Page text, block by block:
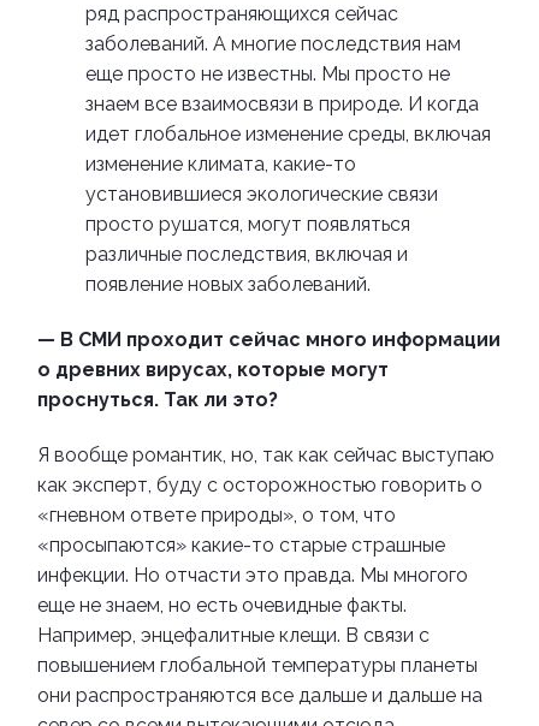
ряд распространяющихся сейчас
заболеваний. А многие последствия нам
еще просто не известны. Мы просто не
знаем все взаимосвязи в природе. И когда
идет глобальное изменение среды, включая
изменение климата, какие-то
установившиеся экологические связи
просто рушатся, могут появляться
различные последствия, включая и
появление новых заболеваний.
— В СМИ проходит сейчас много информации
о древних вирусах, которые могут
проснуться. Так ли это?
Я вообще романтик, но, так как сейчас выступаю
как эксперт, буду с осторожностью говорить о
«гневном ответе природы», о том, что
«просыпаются» какие-то старые страшные
инфекции. Но отчасти это правда. Мы многого
еще не знаем, но есть очевидные факты.
Например, энцефалитные клещи. В связи с
повышением глобальной температуры планеты
они распространяются все дальше и дальше на